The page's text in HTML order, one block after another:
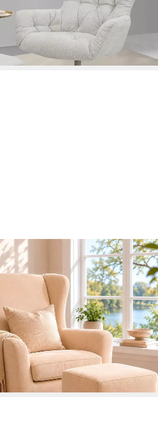
bei dir
Microfaser-Bezug, Sessel mit Hocker
aus Sessel und Hocker), Unser
€
bei dir